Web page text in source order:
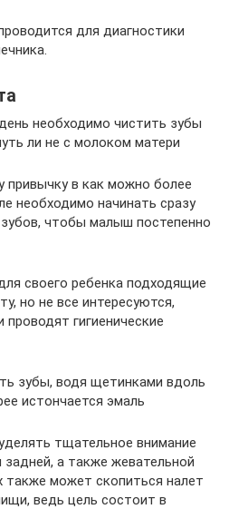
для диагностики
необходимо чистить зубы
ли не с молоком матери
привычку в как можно более
необходимо начинать сразу
чтобы малыш постепенно
своего ребенка подходящие
но не все интересуются,
гигиенические
зубы, водя щетинками вдоль
истончается эмаль
тщательное внимание
а также жевательной
также может скопиться налет
ведь цель состоит в